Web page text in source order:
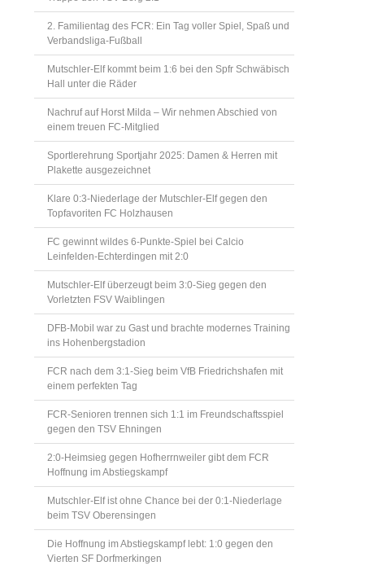
2. Familientag des FCR: Ein Tag voller Spiel, Spaß und
Verbandsliga-Fußball
Mutschler-Elf kommt beim 1:6 bei den Spfr Schwäbisch
Hall unter die Räder
Nachruf auf Horst Milda – Wir nehmen Abschied von
einem treuen FC-Mitglied
Sportlerehrung Sportjahr 2025: Damen & Herren mit
Plakette ausgezeichnet
Klare 0:3-Niederlage der Mutschler-Elf gegen den
Topfavoriten FC Holzhausen
FC gewinnt wildes 6-Punkte-Spiel bei Calcio
Leinfelden-Echterdingen mit 2:0
Mutschler-Elf überzeugt beim 3:0-Sieg gegen den
Vorletzten FSV Waiblingen
DFB-Mobil war zu Gast und brachte modernes Training
ins Hohenbergstadion
FCR nach dem 3:1-Sieg beim VfB Friedrichshafen mit
einem perfekten Tag
FCR-Senioren trennen sich 1:1 im Freundschaftsspiel
gegen den TSV Ehningen
2:0-Heimsieg gegen Hofherrnweiler gibt dem FCR
Hoffnung im Abstiegskampf
Mutschler-Elf ist ohne Chance bei der 0:1-Niederlage
beim TSV Oberensingen
Die Hoffnung im Abstiegskampf lebt: 1:0 gegen den
Vierten SF Dorfmerkingen